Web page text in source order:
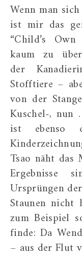
Wenn man sich in Ideen verlieben kann, dann
ist mir das
“Child’s
kaum zu
der
Stofftiere –
von der
Kuschel-,
ist ebenso
Tsao näht
Ergebnisse
Ursprüngen
Staunen nicht
zum Beispiel
finde: Da
– aus der Flut